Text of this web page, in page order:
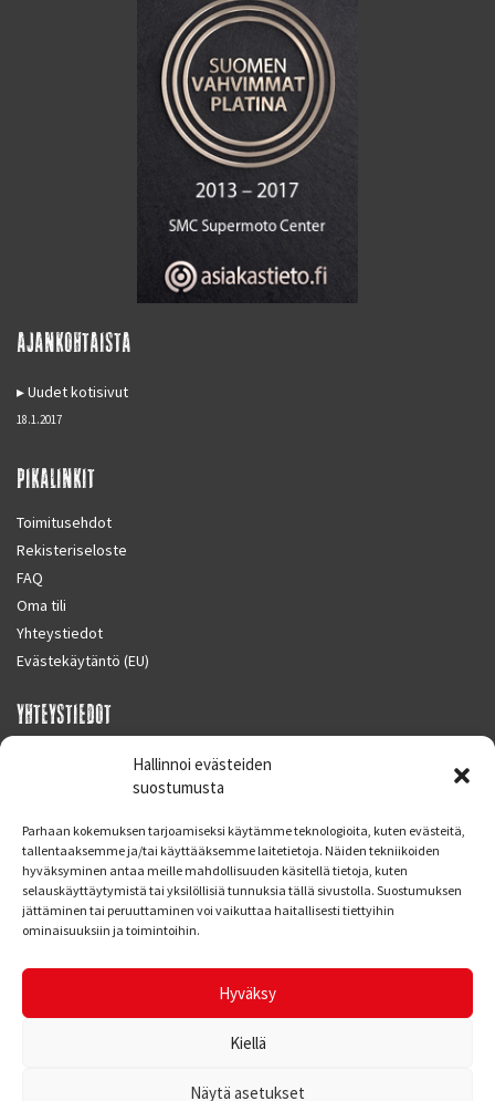
Hallinnoi evästeiden
suostumusta
Parhaan kokemuksen tarjoamiseksi käytämme teknologioita, kuten evästeitä,
tallentaaksemme ja/tai käyttääksemme laitetietoja. Näiden tekniikoiden
hyväksyminen antaa meille mahdollisuuden käsitellä tietoja, kuten
selauskäyttäytymistä tai yksilöllisiä tunnuksia tällä sivustolla. Suostumuksen
jättäminen tai peruuttaminen voi vaikuttaa haitallisesti tiettyihin
ominaisuuksiin ja toimintoihin.
Hyväksy
Kiellä
Näytä asetukset
AJANKOHTAISTA
Uudet kotisivut
18.1.2017
PIKALINKIT
Toimitusehdot
Rekisteriseloste
FAQ
Oma tili
Yhteystiedot
Evästekäytäntö (EU)
YHTEYSTIEDOT
SUPERMOTO CENTER
Finland
Puh. 09 221 7088
info at supermotocenter.fi
Maanantai - Tiistai 09.00 - 17.00